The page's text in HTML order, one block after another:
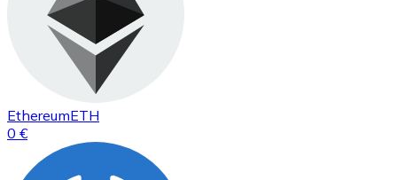
EthereumETH
0 €